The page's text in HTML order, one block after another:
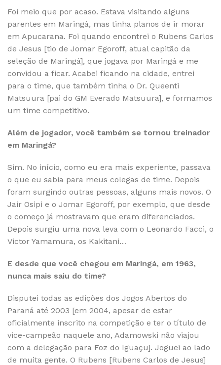
Foi meio que por acaso. Estava visitando alguns
parentes em Maringá, mas tinha planos de ir morar
em Apucarana. Foi quando encontrei o Rubens Carlos
de Jesus [tio de Jomar Egoroff, atual capitão da
seleção de Maringá], que jogava por Maringá e me
convidou a ficar. Acabei ficando na cidade, entrei
para o time, que também tinha o Dr. Queenti
Matsuura [pai do GM Everado Matsuura], e formamos
um time competitivo.
Além de jogador, você também se tornou treinador
em Maringá?
Sim. No início, como eu era mais experiente, passava
o que eu sabia para meus colegas de time. Depois
foram surgindo outras pessoas, alguns mais novos. O
Jair Osipi e o Jomar Egoroff, por exemplo, que desde
o começo já mostravam que eram diferenciados.
Depois surgiu uma nova leva com o Leonardo Facci, o
Victor Yamamura, os Kakitani…
E desde que você chegou em Maringá, em 1963,
nunca mais saiu do time?
Disputei todas as edições dos Jogos Abertos do
Paraná até 2003 [em 2004, apesar de estar
oficialmente inscrito na competição e ter o título de
vice-campeão naquele ano, Adamowski não viajou
com a delegação para Foz do Iguaçu]. Joguei ao lado
de muita gente. O Rubens [Rubens Carlos de Jesus]